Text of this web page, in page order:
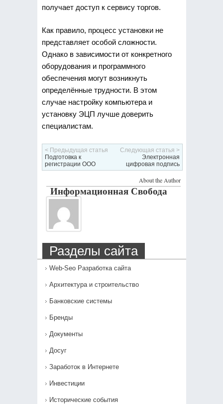
получает доступ к сервису торгов.
Как правило, процесс установки не
представляет особой сложности.
Однако в зависимости от конкретного
оборудования и программного
обеспечения могут возникнуть
определённые трудности. В этом
случае настройку компьютера и
установку ЭЦП лучше доверить
специалистам.
< Предыдущая статья
Подготовка к
регистрации ООО
Следующая статья >
Электронная
цифровая подпись
About the Author
Информационная Свобода
Разделы сайта
Web-Seo Разработка сайта
Архитектура и строительство
Банковские системы
Бренды
Документы
Досуг
Заработок в Интернете
Инвестиции
Исторические события